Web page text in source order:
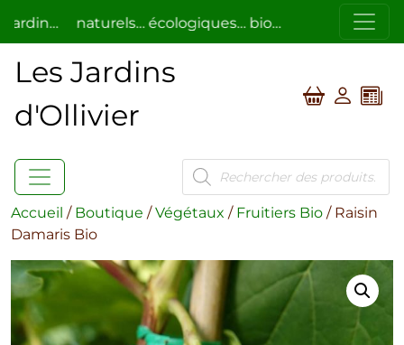
jardin… naturels… écologiques… bio… respectueux
Les Jardins
d'Ollivier
Recherche
de
produits
Accueil / Boutique /Végétaux / Fruitiers Bio / Raisin
Damaris Bio